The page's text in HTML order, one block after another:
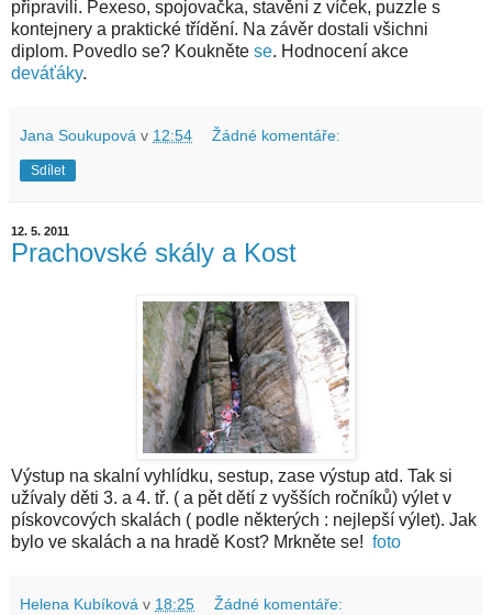
připravili. Pexeso, spojovačka, stavění z víček, puzzle s
kontejnery a praktické třídění. Na závěr dostali všichni
diplom. Povedlo se? Koukněte se. Hodnocení akce
deváťáky.
Jana Soukupová v 12:54 Žádné komentáře:
Sdílet
12. 5. 2011
Prachovské skály a Kost
Výstup na skalní vyhlídku, sestup, zase výstup atd. Tak si
užívaly děti 3. a 4. tř. ( a pět dětí z vyšších ročníků) výlet v
pískovcových skalách ( podle některých : nejlepší výlet). Jak
bylo ve skalách a na hradě Kost? Mrkněte se! foto
Helena Kubíková v 18:25 Žádné komentáře: